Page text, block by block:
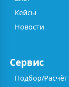
Кейсы
Новости
Сервис
Подбор/